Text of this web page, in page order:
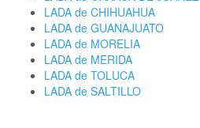
LADA de CHIHUAHUA
LADA de GUANAJUATO
LADA de MORELIA
LADA de MERIDA
LADA de TOLUCA
LADA de SALTILLO